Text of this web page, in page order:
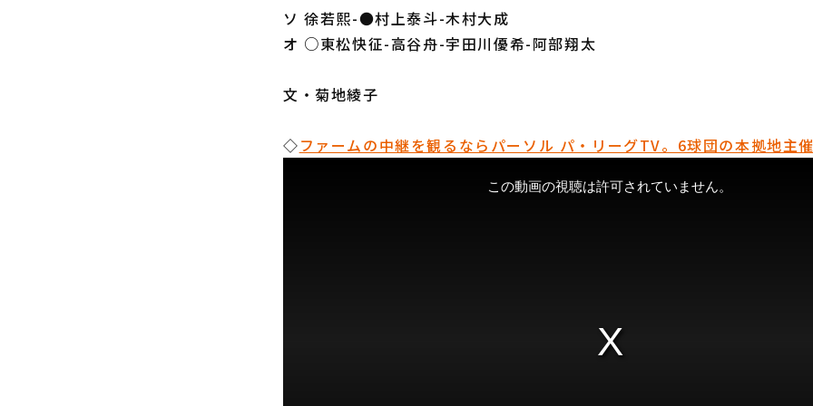
ソ 徐若熙-●村上泰斗-木村大成
オ ○東松快征-高谷舟-宇田川優希-阿部翔太
文・菊地綾子
◇ファームの中継を観るならパーソル パ・リーグTV。6球団の本拠地主